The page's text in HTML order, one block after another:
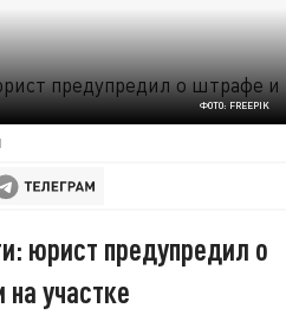
ФОТО: FREEPIK
юрист предупредил о
участке